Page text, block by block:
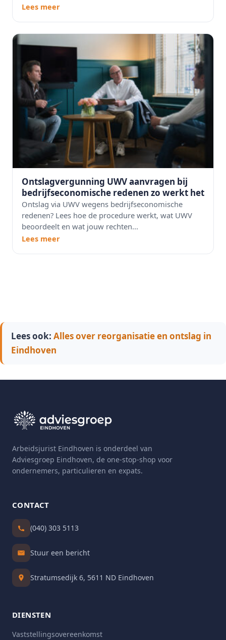
Lees meer
Ontslagvergunning UWV aanvragen bij
bedrijfseconomische redenen zo werkt het
Ontslag via UWV wegens bedrijfseconomische
redenen? Lees hoe de procedure werkt, wat UWV
beoordeelt en wat jouw rechten...
Lees meer
Lees ook: Alles over reorganisatie en ontslag in
Eindhoven
Arbeidsjurist Eindhoven is onderdeel van
Adviesgroep Eindhoven, de one-stop-shop voor
ondernemers, particulieren en expats.
CONTACT
(040) 303 5113
Stuur een bericht
Stratumsedijk 6, 5611 ND Eindhoven
DIENSTEN
Vaststellingsovereenkomst